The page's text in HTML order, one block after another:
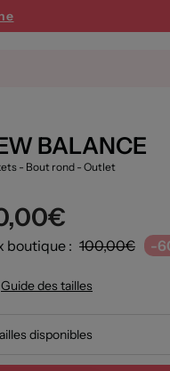
BALANCE
- Bout rond - Outlet
boutique : 100,00€ -
Guide des tailles
disponibles